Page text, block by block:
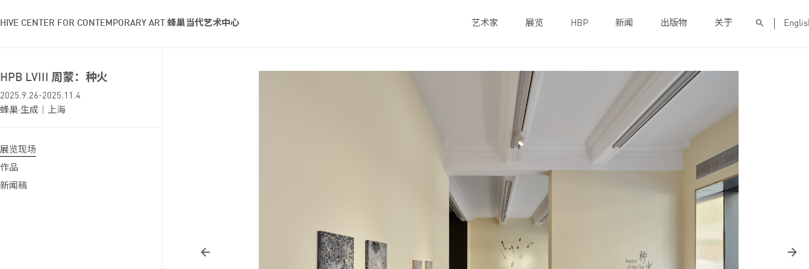
HIVE CENTER FOR CONTEMPORARY ART 蜂巢当代艺术中心 艺术家 展览 HBP 新闻 出版物 关于
HPB LVIII 周蒙：种火
2025.9.26-2025.11.4
蜂巢·生成｜上海
展览现场
作品
新闻稿